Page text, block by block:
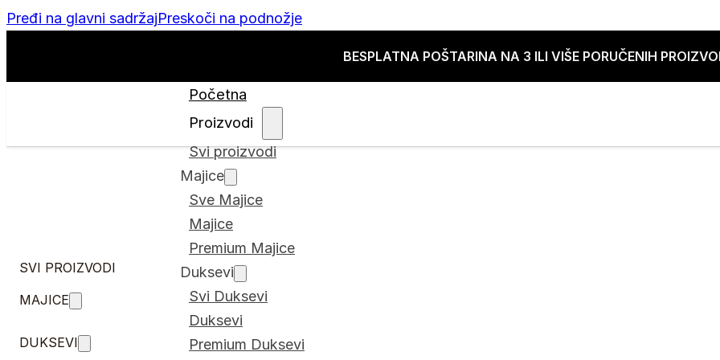
Pređi na glavni sadržajPreskoči na podnožje
BESPLATNA POŠTARINA NA 3 ILI VIŠE PORUČENIH
Početna
Proizvodi
Svi proizvodi
Majice
Sve Majice
Majice
Premium Majice
Duksevi
Svi Duksevi
Duksevi
Premium Duksevi
SVI PROIZVODI
MAJICE
DUKSEVI